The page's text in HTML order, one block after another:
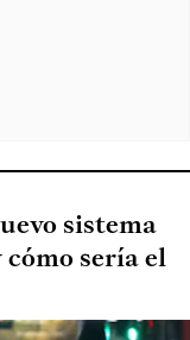
sistema
sería el